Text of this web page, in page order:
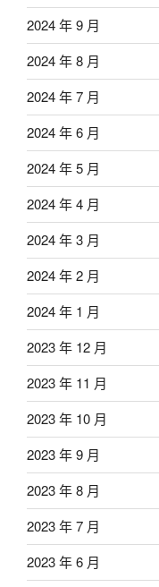
2024 年 9 月
2024 年 8 月
2024 年 7 月
2024 年 6 月
2024 年 5 月
2024 年 4 月
2024 年 3 月
2024 年 2 月
2024 年 1 月
2023 年 12 月
2023 年 11 月
2023 年 10 月
2023 年 9 月
2023 年 8 月
2023 年 7 月
2023 年 6 月